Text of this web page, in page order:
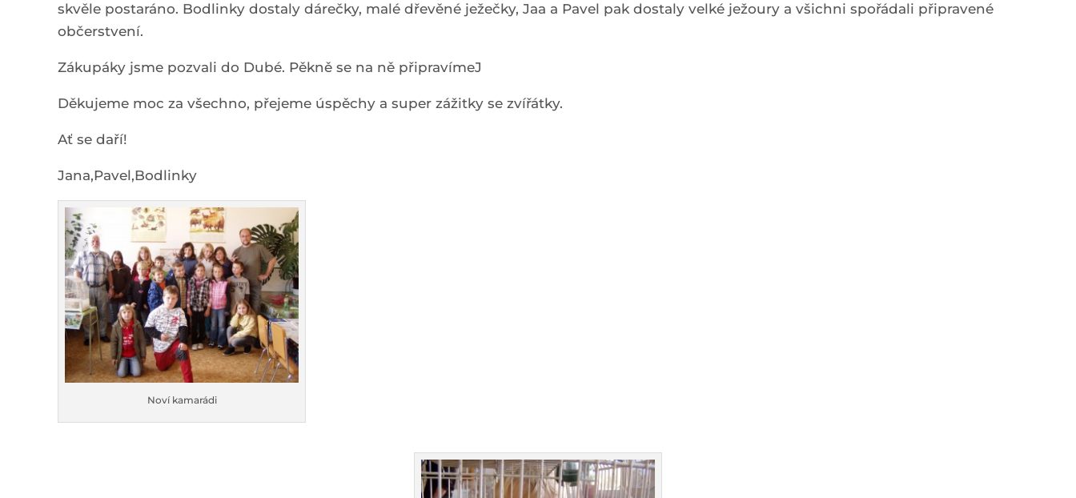
skvěle postaráno. Bodlinky dostaly dárečky, malé dřevěné ježečky, Jaa a Pavel pak dostaly velké ježoury a všichni spořádali připravené
občerstvení.
Zákupáky jsme pozvali do Dubé. Pěkně se na ně připravímeJ
Děkujeme moc za všechno, přejeme úspěchy a super zážitky se zvířátky.
Ať se daří!
Jana,Pavel,Bodlinky
Noví kamarádi